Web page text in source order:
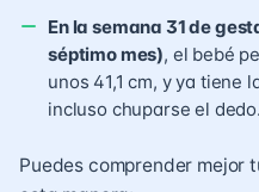
En la semana 31 de
séptimo mes), el bebé
unos 41,1 cm, y ya tiene
incluso chuparse el dedo.
Puedes comprender mejor